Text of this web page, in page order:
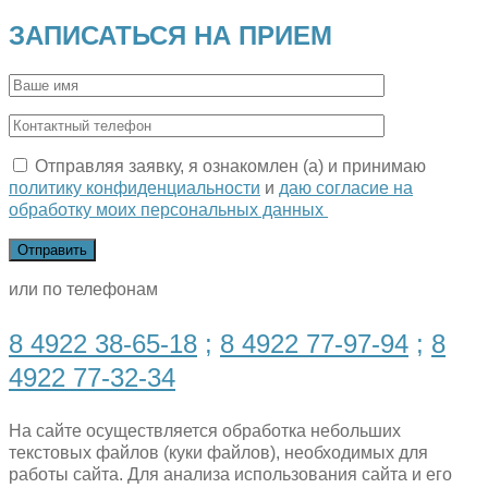
ЗАПИСАТЬСЯ НА ПРИЕМ
Отправляя заявку, я ознакомлен (а) и принимаю
политику конфиденциальности и даю согласие на
обработку моих персональных данных
или по телефонам
8 4922 38-65-18 ; 8 4922 77-97-94 ; 8
4922 77-32-34
На сайте осуществляется обработка небольших
текстовых файлов (куки файлов), необходимых для
работы сайта. Для анализа использования сайта и его